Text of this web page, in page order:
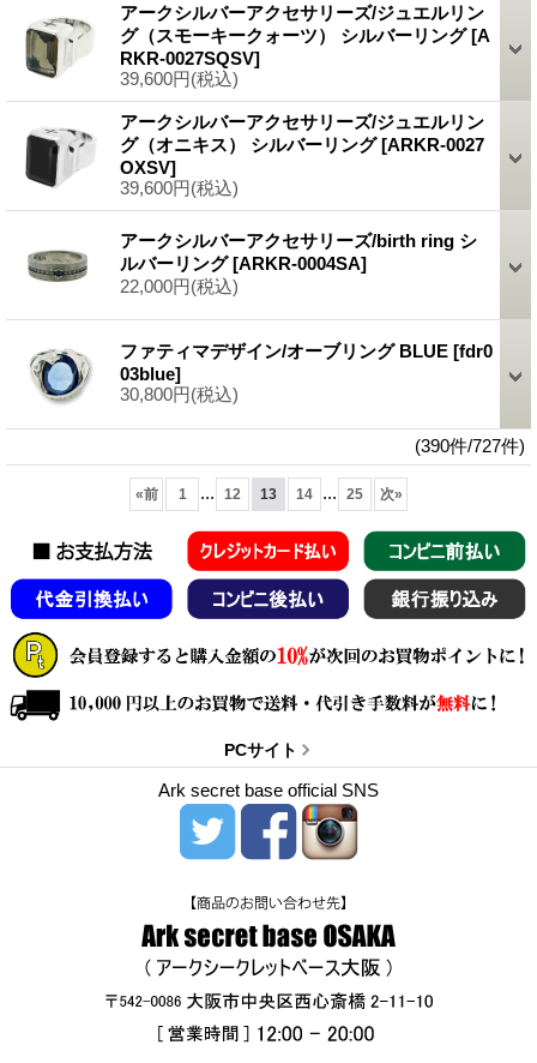
アークシルバーアクセサリーズ/ジュエルリン
グ（スモーキークォーツ） シルバーリング[A
RKR-0027SQSV]
39,600円(税込)
アークシルバーアクセサリーズ/ジュエルリン
グ（オニキス） シルバーリング[ARKR-0027
OXSV]
39,600円(税込)
アークシルバーアクセサリーズ/birth ring シ
ルバーリング[ARKR-0004SA]
22,000円(税込)
ファティマデザイン/オーブリング BLUE [fdr0
03blue]
30,800円(税込)
(390件/727件)
«前 1 ... 12 13 14 ... 25 次»
PCサイト
Ark secret base official SNS